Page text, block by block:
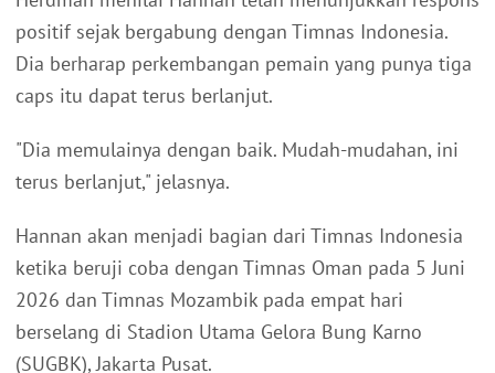
positif sejak bergabung dengan Timnas Indonesia.
Dia berharap perkembangan pemain yang punya tiga
caps itu dapat terus berlanjut.
"Dia memulainya dengan baik. Mudah-mudahan, ini
terus berlanjut," jelasnya.
Hannan akan menjadi bagian dari Timnas Indonesia
ketika beruji coba dengan Timnas Oman pada 5 Juni
2026 dan Timnas Mozambik pada empat hari
berselang di Stadion Utama Gelora Bung Karno
(SUGBK), Jakarta Pusat.